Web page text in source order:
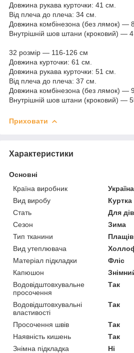
Довжина рукава курточки: 41 см.
Від плеча до плеча: 34 см.
Довжина комбінезона (без лямок) —
Внутрішній шов штани (кроковий) —
32 розмір — 116-126 см
Довжина курточки: 61 см.
Довжина рукава курточки: 51 см.
Від плеча до плеча: 37 см.
Довжина комбінезона (без лямок) —
Внутрішній шов штани (кроковий) —
Приховати
Характеристики
Основні
Країна виробник
Україна
Вид виробу
Куртка
Стать
Для
Сезон
Зима
Тип тканини
Вид утеплювача
Матеріал підкладки
Фліс
Капюшон
Водовідштовхувальне
просочення
Так
Водовідштовхувальні
властивості
Так
Просочення швів
Так
Наявність кишень
Так
Знімна підкладка
Ні